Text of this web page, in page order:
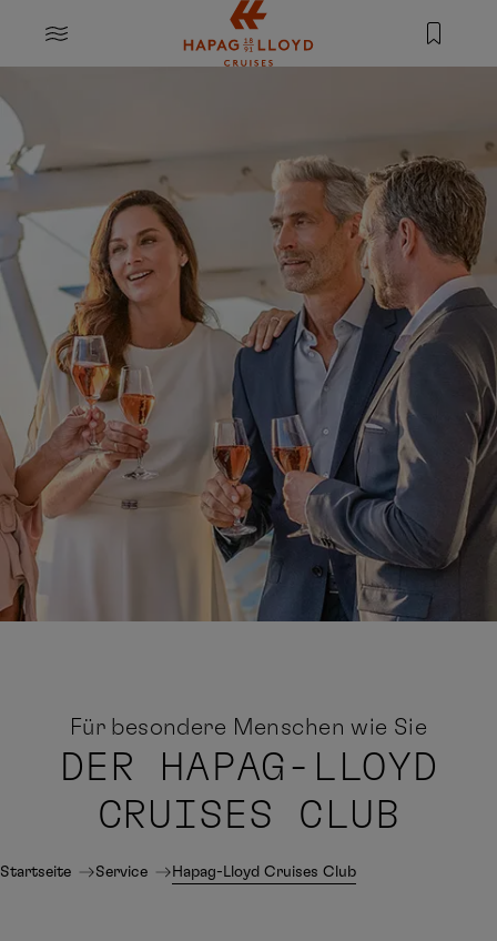
Springe zum Hauptinhalt
MENU
Für besondere Menschen wie Sie
DER
HAPAG-LLOYD
CRUISES CLUB
Startseite Service Hapag-Lloyd Cruises Club